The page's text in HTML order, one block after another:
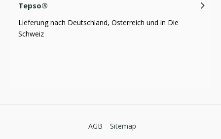
Tepso®
Lieferung nach Deutschland, Österreich und in Die
Schweiz
AGB Sitemap